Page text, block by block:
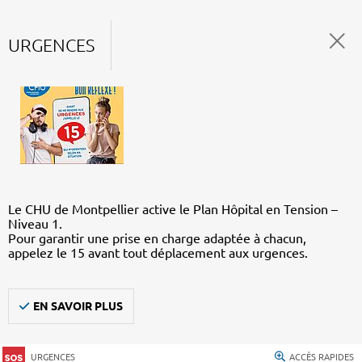
URGENCES
Le CHU de Montpellier active le Plan Hôpital en Tension –
Niveau 1.
Pour garantir une prise en charge adaptée à chacun,
appelez le 15 avant tout déplacement aux urgences.
EN SAVOIR PLUS
URGENCES ACCÈS RAPIDES